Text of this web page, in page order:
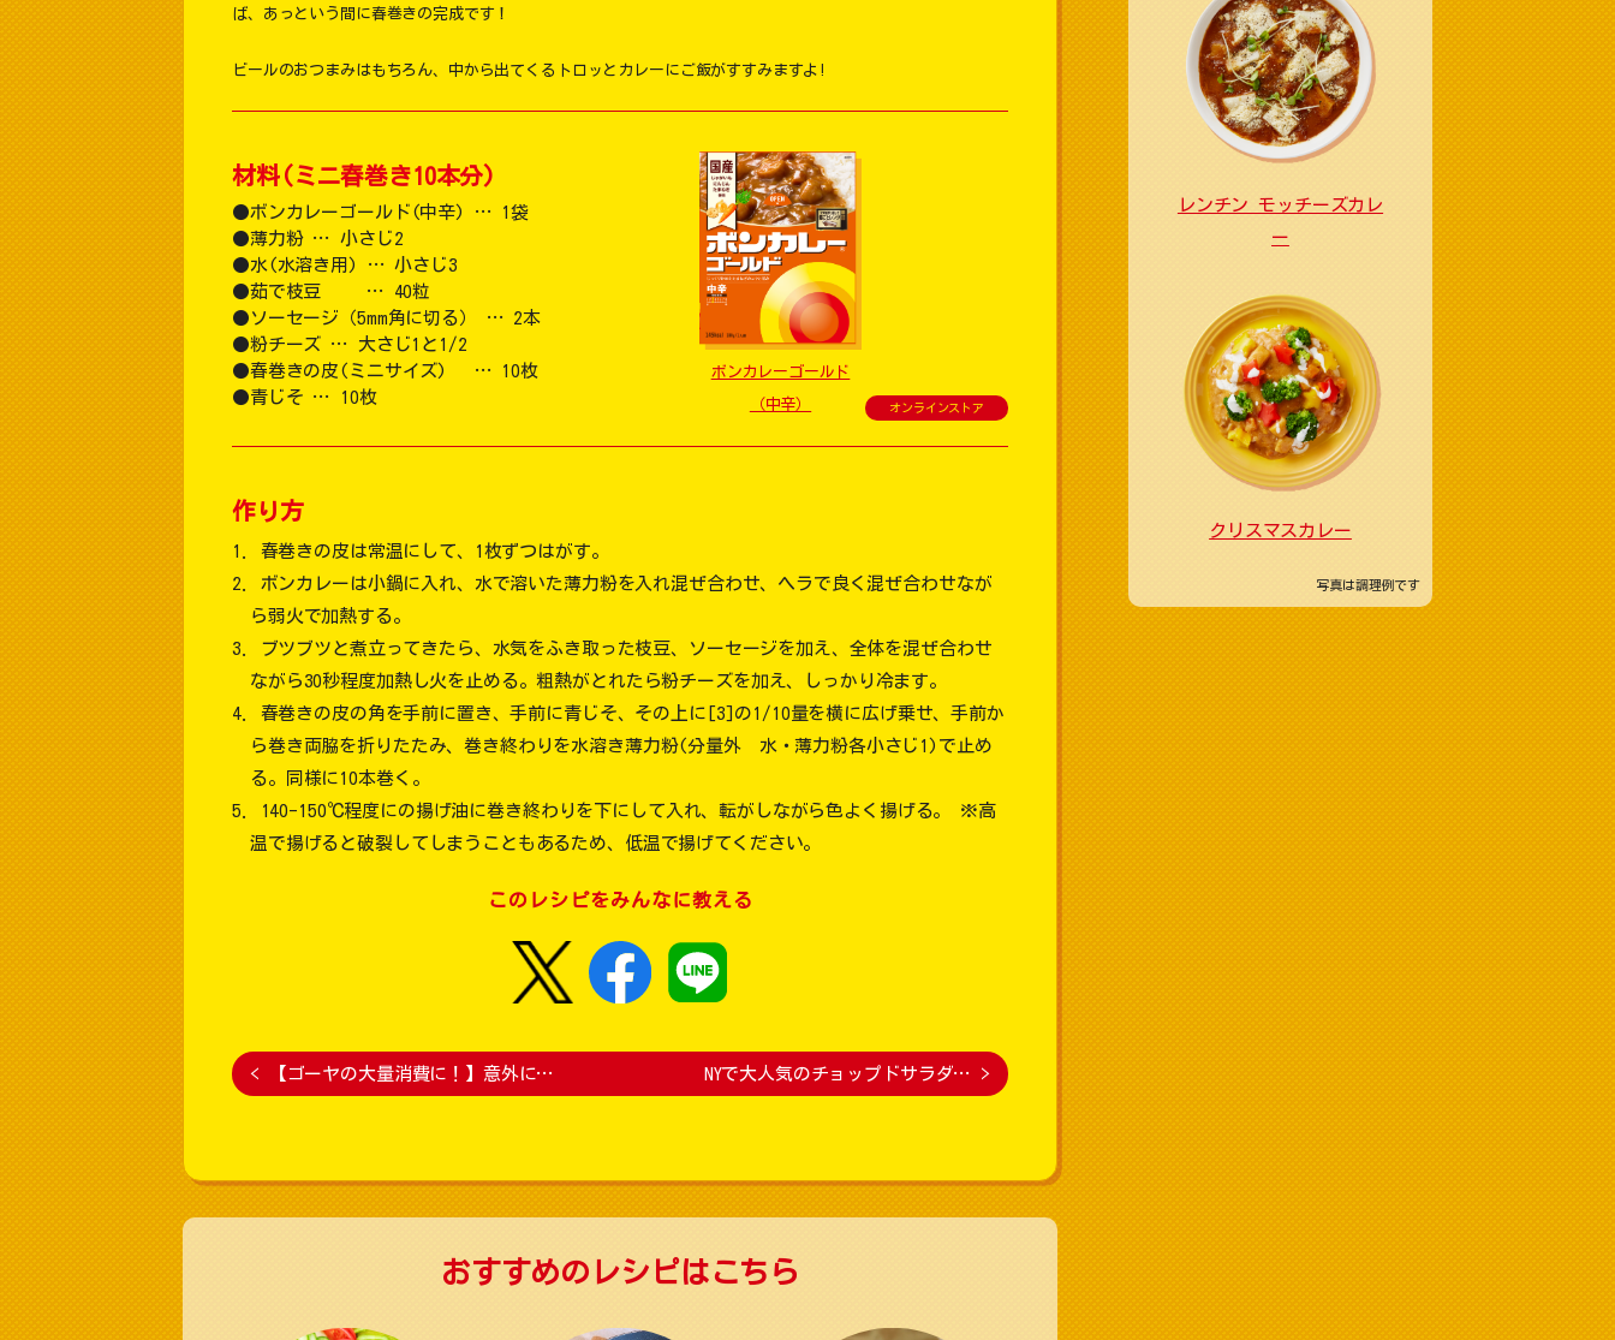
ば、あっという間に春巻きの完成です！
ビールのおつまみはもちろん、中から出てくるトロッとカレーにご飯がすすみますよ!
材料(ミニ春巻き10本分)
ボンカレーゴールド(中辛) … 1袋
薄力粉 … 小さじ2
水(水溶き用) … 小さじ3
茹で枝豆 … 40粒
ソーセージ（5mm角に切る） … 2本
粉チーズ … 大さじ1と1/2
春巻きの皮(ミニサイズ) … 10枚
青じそ … 10枚
ボンカレーゴールド
（中辛） オンラインストア
作り方
春巻きの皮は常温にして、1枚ずつはがす。
ボンカレーは小鍋に入れ、水で溶いた薄力粉を入れ混ぜ合わせ、ヘラで良く混ぜ合わせなが
ら弱火で加熱する。
ブツブツと煮立ってきたら、水気をふき取った枝豆、ソーセージを加え、全体を混ぜ合わせ
ながら30秒程度加熱し火を止める。粗熱がとれたら粉チーズを加え、しっかり冷ます。
春巻きの皮の角を手前に置き、手前に青じそ、その上に[3]の1/10量を横に広げ乗せ、手前か
ら巻き両脇を折りたたみ、巻き終わりを水溶き薄力粉(分量外 水・薄力粉各小さじ1)で止め
る。同様に10本巻く。
140-150℃程度にの揚げ油に巻き終わりを下にして入れ、転がしながら色よく揚げる。 ※高
温で揚げると破裂してしまうこともあるため、低温で揚げてください。
このレシピをみんなに教える
< 【ゴーヤの大量消費に！】意外に… NYで大人気のチョップドサラダ… >
おすすめのレシピはこちら
レンチン モッチーズカレ
ー
クリスマスカレー
写真は調理例です